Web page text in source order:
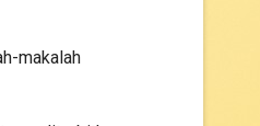
makalah